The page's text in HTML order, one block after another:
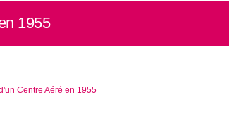
1955